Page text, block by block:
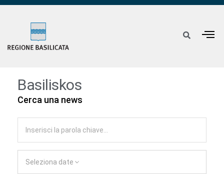
Basiliskos
Cerca una news
Seleziona date